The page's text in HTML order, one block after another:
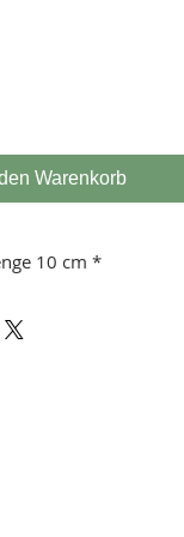
Warenkorb
10 cm *